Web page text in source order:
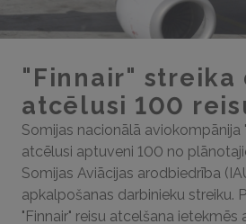
"Finnair" streika
atcēlusi 100
Somijas nacionālā aviokompānija
atcēlusi aptuveni 100 no
Somijas Aviācijas arodbiedrība
apkalpošanas darbinieku streiku.
"Finnair" reisu atcelšana